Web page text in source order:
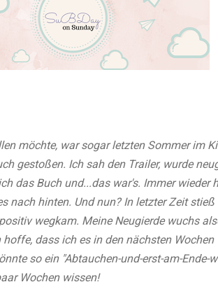
möchte, war sogar letzten Sommer im
gestoßen. Ich sah den Trailer, wurde
das Buch und...das war's. Immer wieder
nach hinten. Und nun? In letzter Zeit
wegkam. Meine Neugierde wuchs
dass ich es in den nächsten Wochen
so ein "Abtauchen-und-erst-am-Ende-
Wochen wissen!